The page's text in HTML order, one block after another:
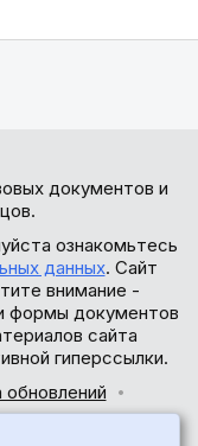
документов и
ознакомьтесь
данных. Сайт
внимание -
формы документов
сайта
гиперссылки.
обновлений